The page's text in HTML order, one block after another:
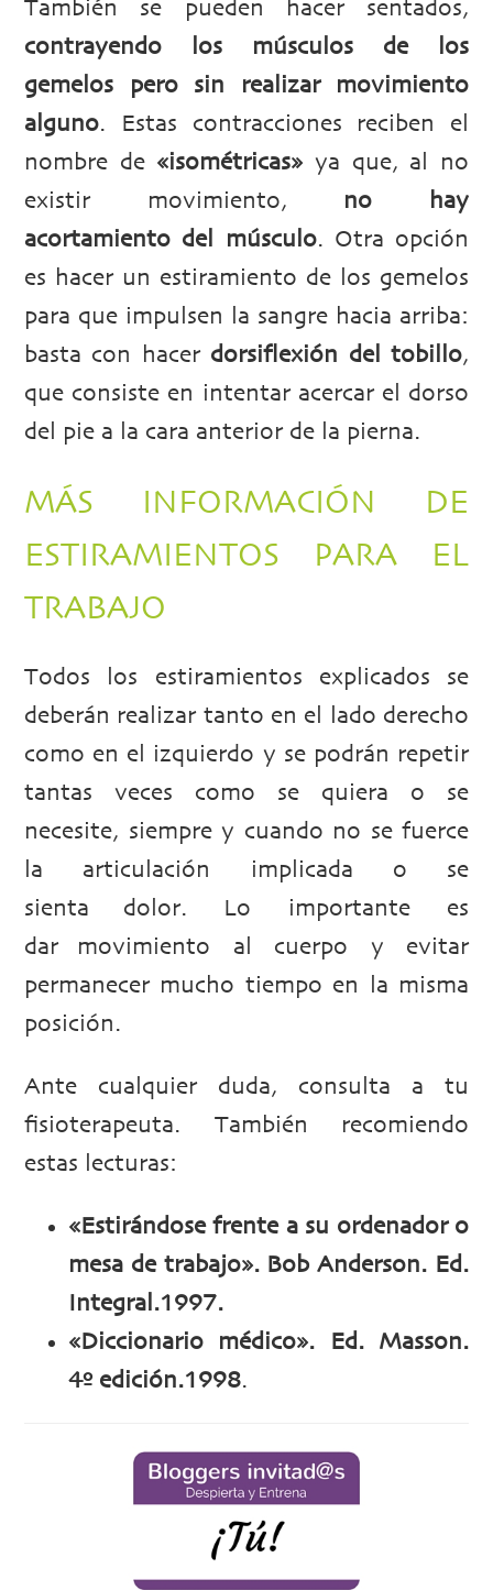
También se pueden hacer sentados,
contrayendo los músculos de los
gemelos pero sin realizar movimiento
alguno. Estas contracciones reciben el
nombre de «isométricas» ya que, al no
existir movimiento, no hay
acortamiento del músculo. Otra opción
es hacer un estiramiento de los gemelos
para que impulsen la sangre hacia arriba:
basta con hacer dorsiflexión del tobillo,
que consiste en intentar acercar el dorso
del pie a la cara anterior de la pierna.
MÁS INFORMACIÓN DE
ESTIRAMIENTOS PARA EL
TRABAJO
Todos los estiramientos explicados se
deberán realizar tanto en el lado derecho
como en el izquierdo y se podrán repetir
tantas veces como se quiera o se
necesite, siempre y cuando no se fuerce
la articulación implicada o se
sienta dolor. Lo importante es
dar movimiento al cuerpo y evitar
permanecer mucho tiempo en la misma
posición.
Ante cualquier duda, consulta a tu
fisioterapeuta. También recomiendo
estas lecturas:
«Estirándose frente a su ordenador o
mesa de trabajo». Bob Anderson. Ed.
Integral.1997.
«Diccionario médico». Ed. Masson.
4º edición.1998.